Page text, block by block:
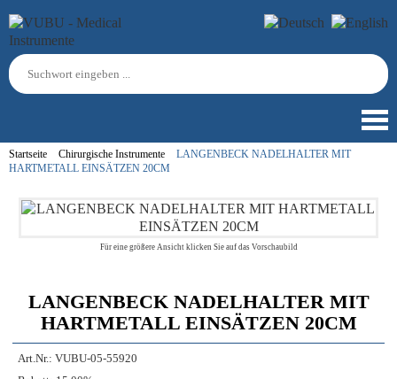
Startseite Chirurgische Instrumente
LANGENBECK NADELHALTER MIT
HARTMETALL EINSÄTZEN 20CM
Für eine größere Ansicht klicken Sie auf das Vorschaubild
LANGENBECK NADELHALTER MIT
HARTMETALL EINSÄTZEN 20CM
Art.Nr.: VUBU-05-55920